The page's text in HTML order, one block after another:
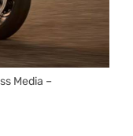
Media –